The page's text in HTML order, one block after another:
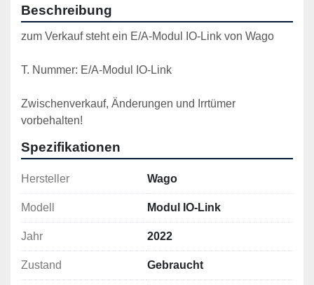
Beschreibung
zum Verkauf steht ein E/A-Modul IO-Link von Wago
T. Nummer: E/A-Modul IO-Link
Zwischenverkauf, Änderungen und Irrtümer
vorbehalten!
Spezifikationen
Hersteller Wago
Modell Modul IO-Link
Jahr 2022
Zustand Gebraucht